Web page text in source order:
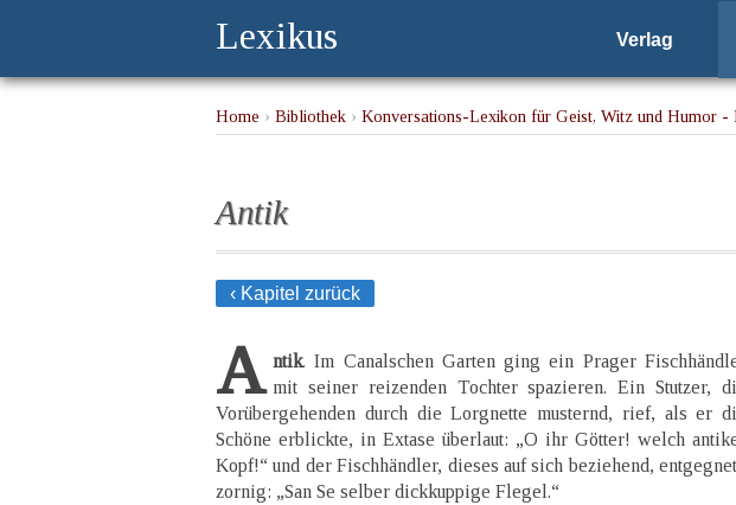
Lexikus Verlag
Home › Bibliothek › Konversations-Lexikon für Geist, Witz und Humor -
Antik
‹ Kapitel zurück
A ntik. Im Canalschen Garten ging ein Prager
mit seiner reizenden Tochter spazieren. Ein Stutzer,
Vorübergehenden durch die Lorgnette musternd, rief, als er
Schöne erblickte, in Extase überlaut: „O ihr Götter! welch
Kopf!“ und der Fischhändler, dieses auf sich beziehend,
zornig: „San Se selber dickkuppige Flegel.“